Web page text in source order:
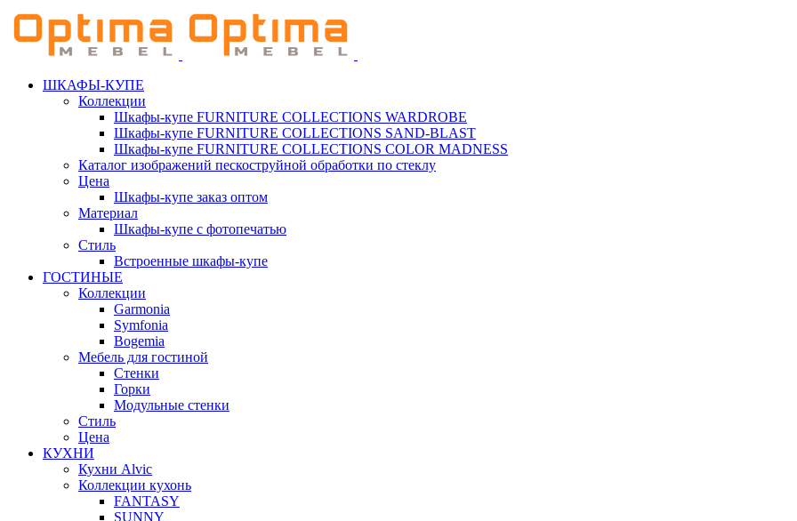
ШКАФЫ-КУПЕ
Коллекции
Шкафы-купе FURNITURE COLLECTIONS WARDROBE
Шкафы-купе FURNITURE COLLECTIONS SAND-BLAST
Шкафы-купе FURNITURE COLLECTIONS COLOR MADNESS
Каталог изображений пескоструйной обработки по стеклу
Цена
Шкафы-купе заказ оптом
Материал
Шкафы-купе с фотопечатью
Стиль
Встроенные шкафы-купе
ГОСТИНЫЕ
Коллекции
Garmonia
Symfonia
Bogemia
Мебель для гостиной
Стенки
Горки
Модульные стенки
Стиль
Цена
КУХНИ
Кухни Alvic
Коллекции кухонь
FANTASY
SUNNY